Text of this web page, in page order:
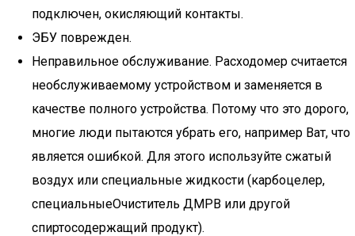
подключен, окисляющий контакты.
ЭБУ поврежден.
Неправильное обслуживание. Расходомер считается
необслуживаемому устройством и заменяется в
качестве полного устройства. Потому что это дорого,
многие люди пытаются убрать его, например Ват, что
является ошибкой. Для этого используйте сжатый
воздух или специальные жидкости (карбоцелер,
специальныеОчиститель ДМРВ или другой
спиртосодержащий продукт).